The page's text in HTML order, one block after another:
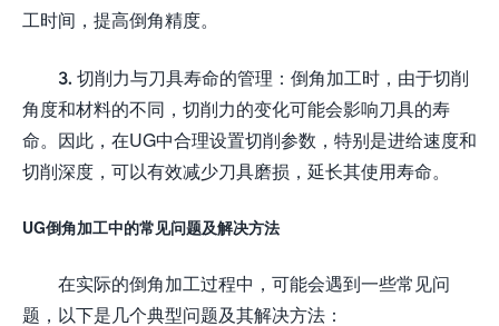
工时间，提高倒角精度。
3. 切削力与刀具寿命的管理：倒角加工时，由于切削
角度和材料的不同，切削力的变化可能会影响刀具的寿
命。因此，在UG中合理设置切削参数，特别是进给速度和
切削深度，可以有效减少刀具磨损，延长其使用寿命。
UG倒角加工中的常见问题及解决方法
在实际的倒角加工过程中，可能会遇到一些常见问
题，以下是几个典型问题及其解决方法：